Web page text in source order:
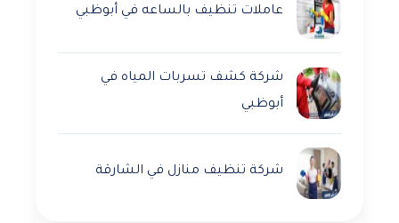
عاملات تنظيف بالساعه في أبوظبي
شركة كشف تسربات المياه في
أبوظبي
شركة تنظيف منازل في الشارقة